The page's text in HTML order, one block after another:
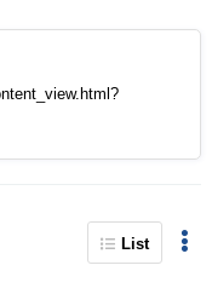
List